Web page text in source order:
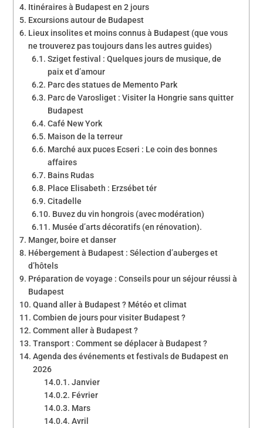
Itinéraires à Budapest en 2 jours
Excursions autour de Budapest
Lieux insolites et moins connus à Budapest (que vous
ne trouverez pas toujours dans les autres guides)
Sziget festival : Quelques jours de musique, de
paix et d’amour
Parc des statues de Memento Park
Parc de Varosliget : Visiter la Hongrie sans quitter
Budapest
Café New York
Maison de la terreur
Marché aux puces Ecseri : Le coin des bonnes
affaires
Bains Rudas
Place Elisabeth : Erzsébet tér
Citadelle
Buvez du vin hongrois (avec modération)
Musée d’arts décoratifs (en rénovation).
Manger, boire et danser
Hébergement à Budapest : Sélection d’auberges et
d’hôtels
Préparation de voyage : Conseils pour un séjour réussi à
Budapest
Quand aller à Budapest ? Météo et climat
Combien de jours pour visiter Budapest ?
Comment aller à Budapest ?
Transport : Comment se déplacer à Budapest ?
Agenda des événements et festivals de Budapest en
2026
Janvier
Février
Mars
Avril